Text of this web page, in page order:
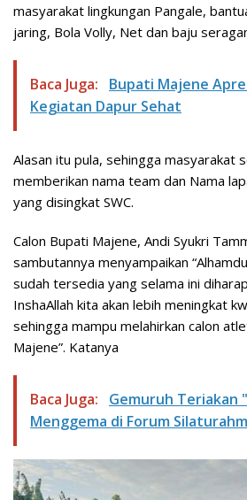
masyarakat lingkungan Pangale,
jaring, Bola Volly, Net dan baju
Baca Juga:
Bupati Majene
Kegiatan Dapur Sehat
Alasan itu pula, sehingga masyarakat
memberikan nama team dan Nama
yang disingkat SWC.
Calon Bupati Majene, Andi Syukri
sambutannya menyampaikan
sudah tersedia yang selama ini
InshaAllah kita akan lebih meningkat
sehingga mampu melahirkan calon
Majene”. Katanya
Baca Juga:
Gemuruh Teriakan
Menggema di Forum